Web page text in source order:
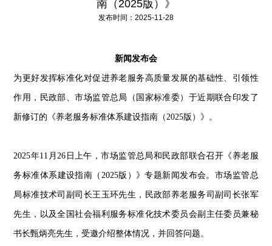
南（2025版）》
发布时间：2025-11-28
新闻发布会
为更好发挥标准化对促进养老服务高质量发展的基础性、引领性
作用，民政部、市场监管总局（国家标准委）于近期联合印发了
新修订的《养老服务标准体系建设指南（2025版）》。
2025年11月26日上午，市场监管总局和民政部联合召开《养老服
务标准体系建设指南（2025版）》专题新闻发布会。市场监管总
局标准技术司副司长王玉环先生，民政部养老服务司副司长张军
先生，以及全国社会福利服务标准化技术委员会副主任委员兼秘
书长甄炳亮先生，受邀介绍整体情况，并回答问题。